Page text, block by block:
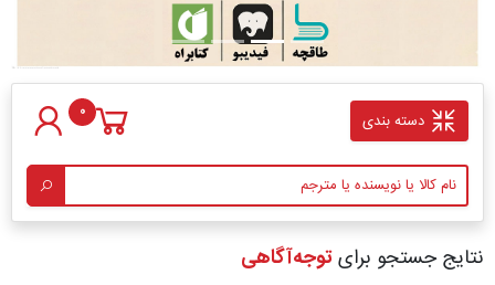
دسته بندی 0
نتایج جستجو برایتوجه‌آگاهی